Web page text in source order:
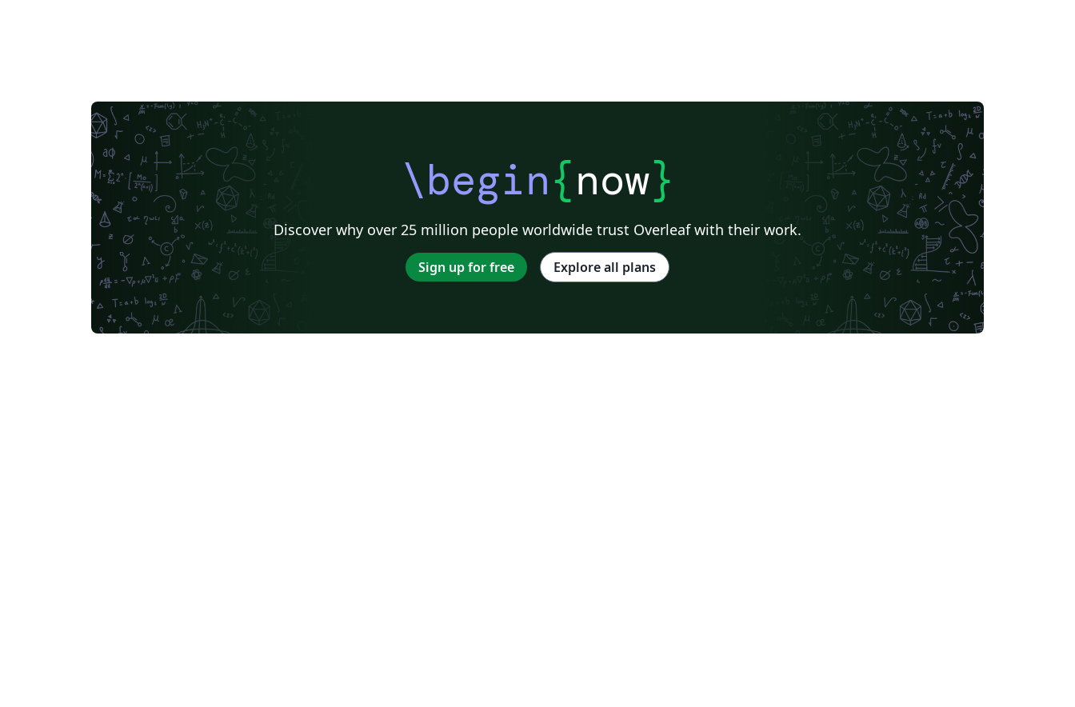
\begin{now}
Discover why over 25 million people worldwide trust Overleaf with their work.
Sign up for free Explore all plans